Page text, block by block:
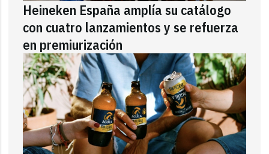
Heineken España amplía su catálogo
con cuatro lanzamientos y se refuerza
en premiurización